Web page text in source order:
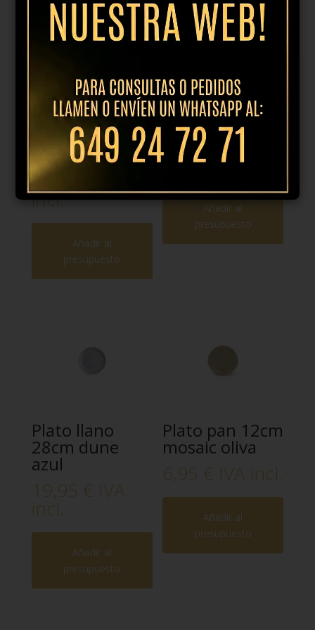
Plato llano
27cm mosaic
berenjena
19,95
incl.
Añadir al
presupuesto
Bol 12x5h
brush
5,95€ IVA incl.
Añadir al
presupuesto
Plato llano
28cm dune
azul
19,95 € IVA
incl.
Añadir al
presupuesto
Plato pan 12cm
mosaic oliva
6,95 € IVA incl.
Añadir al
presupuesto